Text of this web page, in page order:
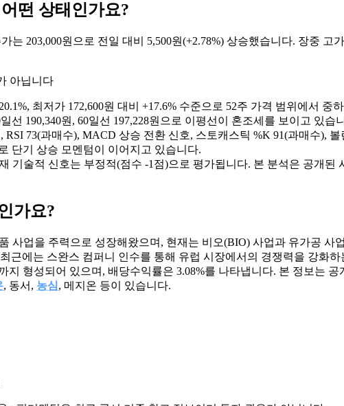
떤 상태인가요?
는 203,000원으로 전일 대비 5,500원(+2.78%) 상승했습니다. 장중 고
아닙니다
최저가 172,600원 대비 +17.6% 수준으로 52주 가격 범위에서 중
선 190,340원, 60일선 197,228원으로 이평선이 혼조세를 보이고 있습
RSI 73(과매수), MACD 상승 전환 신호, 스토캐스틱 %K 91(과매수),
단기 상승 모멘텀이 이어지고 있습니다.
기술적 신호는 부정적(점수 -1점)으로 평가됩니다. 본 분석은 공개
가요?
사업을 주력으로 성장해왔으며, 현재는 비오(BIO) 사업과 유가공
근에는 스완스 컴퍼니 인수를 통해 유럽 시장에서의 경쟁력을 강화
지 형성되어 있으며, 배당수익률은 3.08%를 나타냅니다. 본 정보는
, 동서, 농심 , 메지온 등이 있습니다.